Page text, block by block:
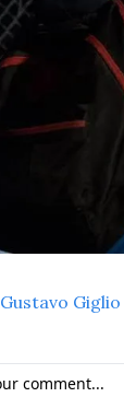
Gustavo Giglio